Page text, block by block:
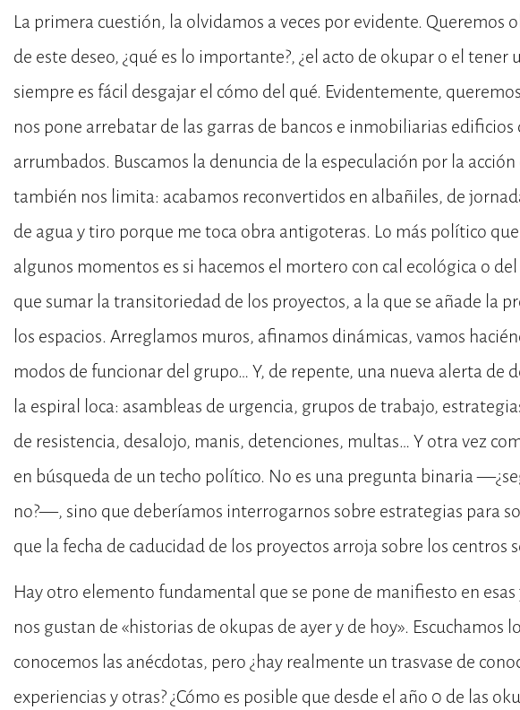
La primera cuestión, la olvidamos a veces por evidente. Queremos
de este deseo, ¿qué es lo importante?, ¿el acto de okupar o el tener
siempre es fácil desgajar el cómo del qué. Evidentemente,
nos pone arrebatar de las garras de bancos e inmobiliarias
arrumbados. Buscamos la denuncia de la especulación por la
también nos limita: acabamos reconvertidos en albañiles, de
de agua y tiro porque me toca obra antigoteras. Lo más político
algunos momentos es si hacemos el mortero con cal ecológica o
que sumar la transitoriedad de los proyectos, a la que se añade la
los espacios. Arreglamos muros, afinamos dinámicas, vamos
modos de funcionar del grupo… Y, de repente, una nueva alerta de
la espiral loca: asambleas de urgencia, grupos de trabajo,
de resistencia, desalojo, manis, detenciones, multas… Y otra vez
en búsqueda de un techo político. No es una pregunta binaria
no?—, sino que deberíamos interrogarnos sobre estrategias para
que la fecha de caducidad de los proyectos arroja sobre los centros
Hay otro elemento fundamental que se pone de manifiesto en
nos gustan de «historias de okupas de ayer y de hoy». Escuchamos
conocemos las anécdotas, pero ¿hay realmente un trasvase de
experiencias y otras? ¿Cómo es posible que desde el año 0 de las